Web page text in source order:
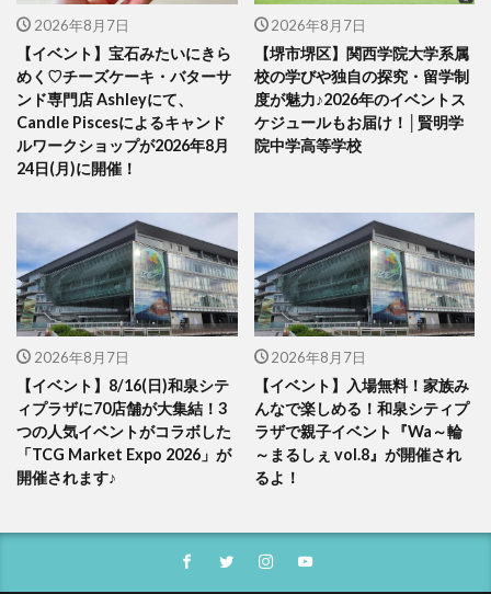
2026年8月7日
【イベント】宝石みたいにきら
めく♡チーズケーキ・バターサ
ンド専門店 Ashleyにて、
Candle Piscesによるキャンド
ルワークショップが2026年8月
24日(月)に開催！
2026年8月7日
【堺市堺区】関西学院大学系属
校の学びや独自の探究・留学制
度が魅力♪2026年のイベントス
ケジュールもお届け！│賢明学
院中学高等学校
2026年8月7日
【イベント】8/16(日)和泉シテ
ィプラザに70店舗が大集結！3
つの人気イベントがコラボした
「TCG Market Expo 2026」が
開催されます♪
2026年8月7日
【イベント】入場無料！家族み
んなで楽しめる！和泉シティプ
ラザで親子イベント『Wa～輪
～まるしぇ vol.8』が開催され
るよ！